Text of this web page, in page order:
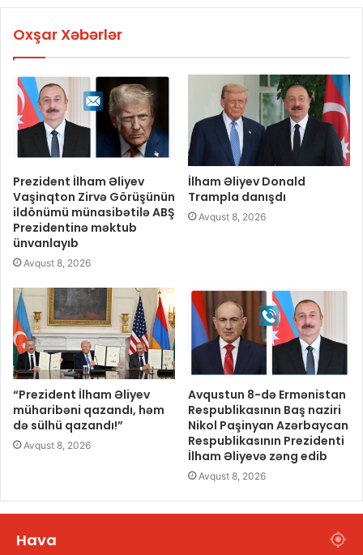
Oxşar Xəbərlər
Prezident İlham Əliyev
Vaşinqton Zirvə Görüşünün
ildönümü münasibətilə ABŞ
Prezidentinə məktub
ünvanlayıb
Avqust 8, 2026
İlham Əliyev Donald
Trampla danışdı
Avqust 8, 2026
“Prezident İlham Əliyev
müharibəni qazandı, həm
də sülhü qazandı!”
Avqust 8, 2026
Avqustun 8-də Ermənistan
Respublikasının Baş naziri
Nikol Paşinyan Azərbaycan
Respublikasının Prezidenti
İlham Əliyevə zəng edib
Avqust 8, 2026
Hava